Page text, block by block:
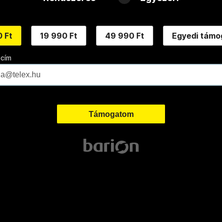
Ft 19 990 Ft 49 990 Ft Egyedi